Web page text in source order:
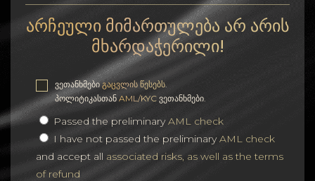
არჩეული მიმართულება არ არის
მხარდაჭერილი!
ვეთანხმებიგაცვლის წესებს
პოლიტიკასთან AML/KYC ვეთანხმები.
Passed the preliminaryAML check
I have not passed the preliminaryAML check
and accept all associated risks, as well as the terms
of refund